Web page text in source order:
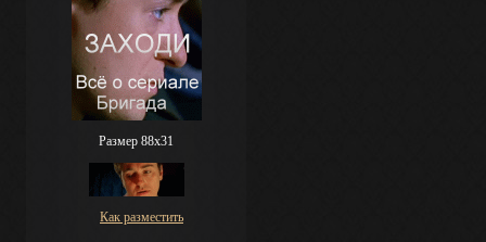
Размер 88х31
Как разместить